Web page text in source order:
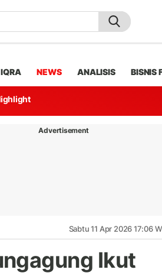
IQRA NEWS ANALISIS BISNIS
Advertisement
Sabtu 11 Apr 2026 17:06
Ikut